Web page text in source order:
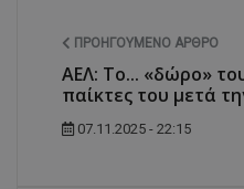
ΠΡΟΗΓΟΎΜΕΝΟ ΆΡΘΡΟ
ΑΕΛ: Το... «δώρο»
παίκτες του μετά
07.11.2025 - 22:15